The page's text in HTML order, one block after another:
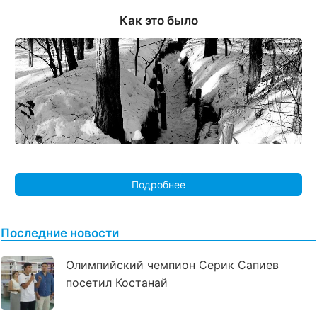
Как это было
Подробнее
Последние новости
Олимпийский чемпион Серик Сапиев
посетил Костанай